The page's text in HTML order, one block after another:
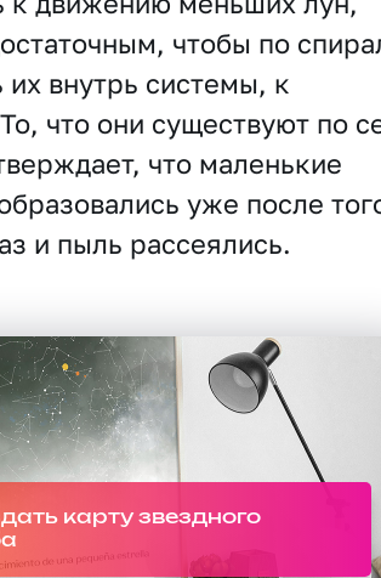
чтобы по
их внутрь системы, к
что они существуют по
что маленькие
уже после
и пыль рассеялись.
карту звездного